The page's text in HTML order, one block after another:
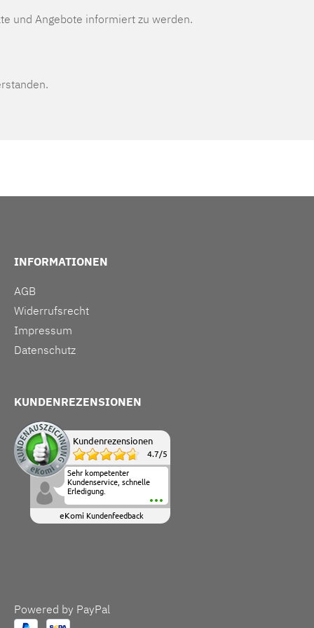
und Angebote informiert zu werden.
INFORMATIONEN
AGB
Widerrufsrecht
Impressum
Datenschutz
KUNDENREZENSIONEN
Kundenrezensionen
4.7/5
Sehr kompetenter
Kundenservice, schnelle
Erledigung.
eKomi Kundenfeedback
Powered by PayPal